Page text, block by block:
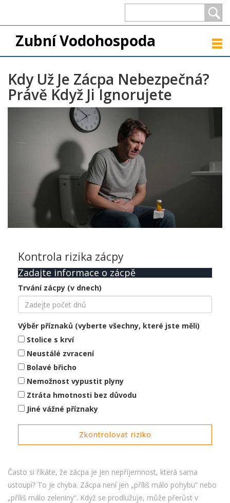
Zubní Vodohospoda
Kdy Už Je Zácpa Nebezpečná?
Právě Když Ji Ignorujete
Kontrola rizika zácpy
Zadajte informace o zácpě
Trvání zácpy (v dnech)
Výběr příznaků (vyberte všechny, které jste měli)
Stolice s krví
Neustálé zvracení
Bolavé břicho
Nemožnost vypustit plyny
Ztráta hmotnosti bez důvodu
Jiné vážné příznaky
Zkontrolovat riziko
Často si říkáte, že zácpa je jen nepříjemnost, která sama
ustoupí? To je chyba. Zácpa není jen „příliš málo pohybu“ nebo
„příliš málo zeleniny“. Když se prodlužuje, může přerůst v